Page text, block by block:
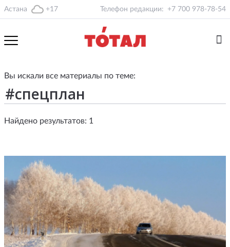
Астана +17 Телефон редакции: +7 700 978-78-54
Вы искали все материалы по теме:
Найдено результатов: 1